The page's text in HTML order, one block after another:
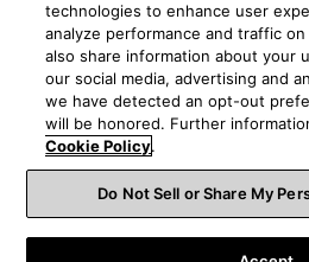
じます。
technologies to enhance user
analyze performance and traffic
also share information about your
our social media, advertising and
we have detected an opt-out
will be honored. Further
Cookie Policy.
Do Not Sell or Share My